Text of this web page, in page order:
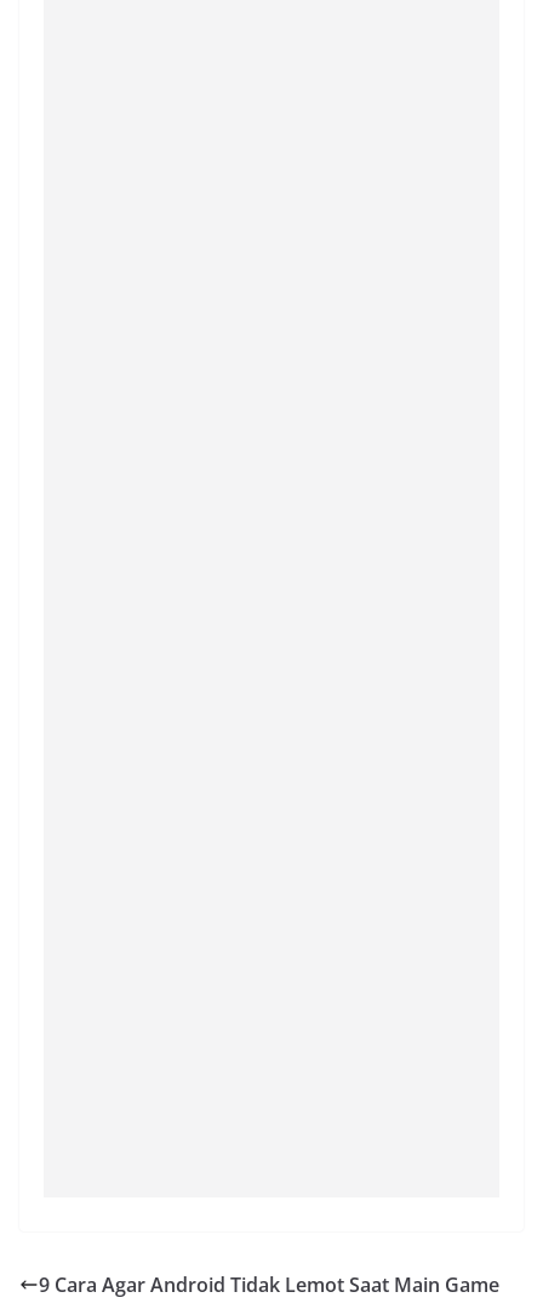
9 Cara Agar Android Tidak Lemot Saat Main Game